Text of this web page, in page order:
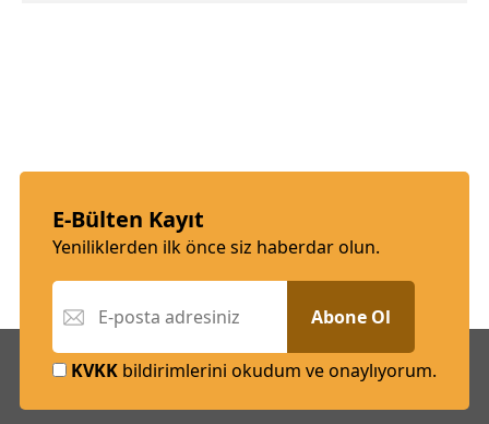
E-Bülten Kayıt
Yeniliklerden ilk önce siz haberdar olun.
Abone Ol
KVKK bildirimlerini okudum ve onaylıyorum.